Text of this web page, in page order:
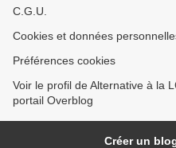
C.G.U.
Cookies et données
Préférences cookies
Voir le profil de Alternative à la
portail Overblog
Créer un